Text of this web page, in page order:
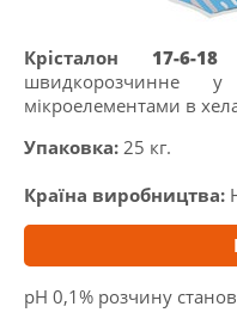
Крісталон 17-6-18
мікроелементами в
Упаковка: 25 кг.
Країна виробництва:
рН 0,1% розчину